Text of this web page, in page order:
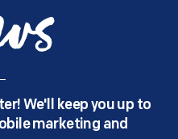
We'll keep you up to
marketing and